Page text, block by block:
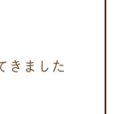
きました